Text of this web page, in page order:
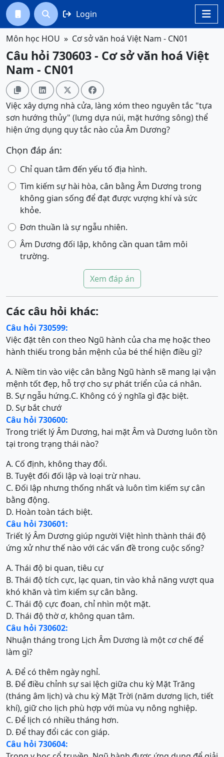

  Login
Môn học HOU Cơ sở văn hoá Việt Nam - CN01
Câu hỏi 730603 - Cơ sở văn hoá Việt
Nam - CN01
   
Việc xây dựng nhà cửa, làng xóm theo nguyên tắc "tựa
sơn hướng thủy" (lưng dựa núi, mặt hướng sông) thể
hiện ứng dụng quy tắc nào của Âm Dương?
Chọn đáp án:
Chỉ quan tâm đến yếu tố địa hình.
Tìm kiếm sự hài hòa, cân bằng Âm Dương trong
không gian sống để đạt được vượng khí và sức
khỏe.
Đơn thuần là sự ngẫu nhiên.
Âm Dương đối lập, không cần quan tâm môi
trường.
Xem đáp án
Các câu hỏi khác:
Câu hỏi 730599:
Việc đặt tên con theo Ngũ hành của cha mẹ hoặc theo
hành thiếu trong bản mệnh của bé thể hiện điều gì?
A. Niềm tin vào việc cân bằng Ngũ hành sẽ mang lại vận
mệnh tốt đẹp, hỗ trợ cho sự phát triển của cá nhân.
B. Sự ngẫu hứng.C. Không có ý nghĩa gì đặc biệt.
D. Sự bắt chướ
Câu hỏi 730600:
Trong triết lý Âm Dương, hai mặt Âm và Dương luôn tồn
tại trong trạng thái nào?
A. Cố định, không thay đổi.
B. Tuyệt đối đối lập và loại trừ nhau.
C. Đối lập nhưng thống nhất và luôn tìm kiếm sự cân
bằng động.
D. Hoàn toàn tách biệt.
Câu hỏi 730601:
Triết lý Âm Dương giúp người Việt hình thành thái độ
ứng xử như thế nào với các vấn đề trong cuộc sống?
A. Thái độ bi quan, tiêu cự
B. Thái độ tích cực, lạc quan, tin vào khả năng vượt qua
khó khăn và tìm kiếm sự cân bằng.
C. Thái độ cực đoan, chỉ nhìn một mặt.
D. Thái độ thờ ơ, không quan tâm.
Câu hỏi 730602:
Nhuận tháng trong Lịch Âm Dương là một cơ chế để
làm gì?
A. Để có thêm ngày nghỉ.
B. Để điều chỉnh sự sai lệch giữa chu kỳ Mặt Trăng
(tháng âm lịch) và chu kỳ Mặt Trời (năm dương lịch, tiết
khí), giữ cho lịch phù hợp với mùa vụ nông nghiệp.
C. Để lịch có nhiều tháng hơn.
D. Để thay đổi các con giáp.
Câu hỏi 730604: